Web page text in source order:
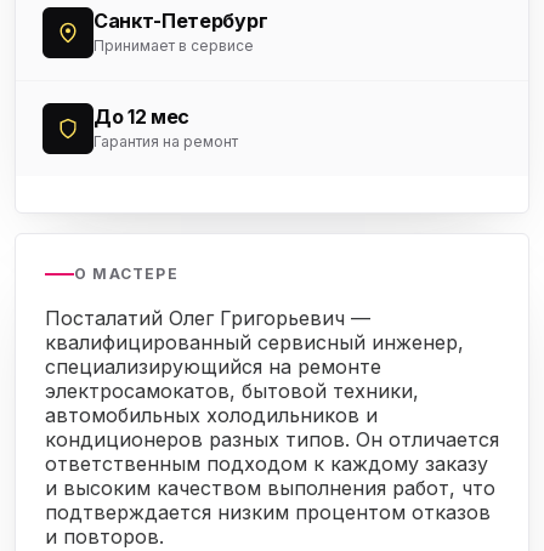
Санкт-Петербург
Принимает в сервисе
До 12 мес
Гарантия на ремонт
О МАСТЕРЕ
Посталатий Олег Григорьевич —
квалифицированный сервисный инженер,
специализирующийся на ремонте
электросамокатов, бытовой техники,
автомобильных холодильников и
кондиционеров разных типов. Он отличается
ответственным подходом к каждому заказу
и высоким качеством выполнения работ, что
подтверждается низким процентом отказов
и повторов.